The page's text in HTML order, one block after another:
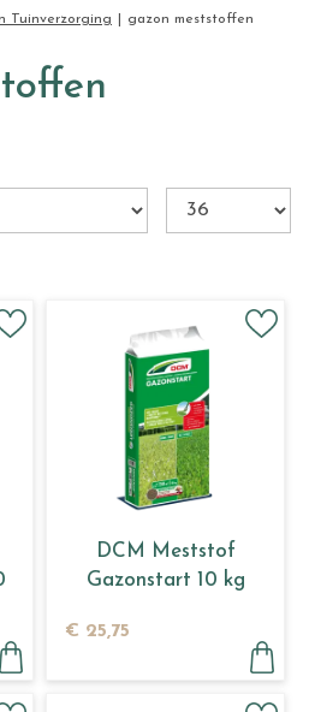
Tuinverzorging gazon meststoffen
DCM Meststof
Gazonstart 10 kg
€ 25,75